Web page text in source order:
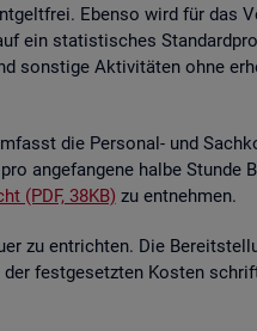
Eben­so wird für das
ein sta­tis­ti­sches
sons­ti­ge Ak­ti­vi­tä­ten ohne
die Per­so­nal- und
an­ge­fan­ge­ne halbe Stun­de
(PDF, 38KB) zu ent­neh­men.
zu ent­rich­ten. Die
fest­ge­setz­ten Kos­ten